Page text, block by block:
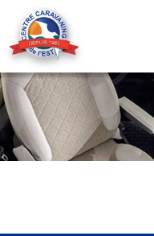
Panneau de gestion des cookies